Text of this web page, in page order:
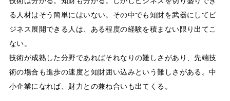
る人材はそう簡単にはいない。その中でも知財を武器にしてビ
ジネス展開できる人は、ある程度の経験を積まない限り出てこ
ない。
技術が成熟した分野であればそれなりの難しさがあり、先端技
術の場合も進歩の速度と知財囲い込みという難しさがある。中
小企業になれば、財力との兼ね合いも出てくる。